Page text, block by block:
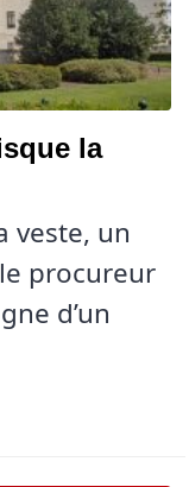
la
veste, un
procureur
d’un